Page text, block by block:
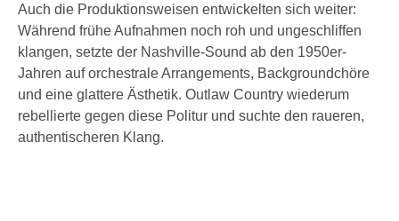
Auch die Produktionsweisen entwickelten sich weiter:
Während frühe Aufnahmen noch roh und ungeschliffen
klangen, setzte der Nashville-Sound ab den 1950er-
Jahren auf orchestrale Arrangements, Backgroundchöre
und eine glattere Ästhetik. Outlaw Country wiederum
rebellierte gegen diese Politur und suchte den raueren,
authentischeren Klang.